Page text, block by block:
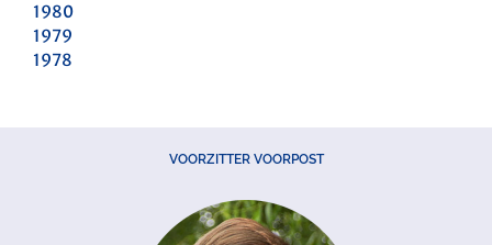
1980
1979
1978
VOORZITTER VOORPOST